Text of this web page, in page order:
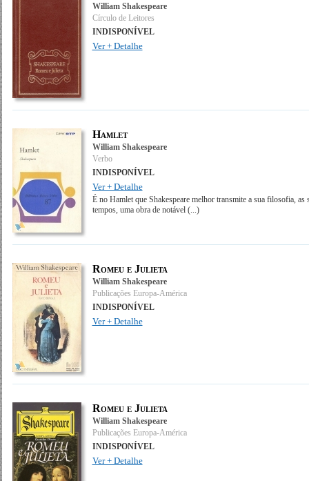
William Shakespeare
Círculo de Leitores
INDISPONÍVEL
Ver + Detalhe
Hamlet
William Shakespeare
Verbo
INDISPONÍVEL
Ver + Detalhe
É no Hamlet que Shakespeare melhor transmite a sua filosofia,
tempos, uma obra de notável (...)
Romeu e Julieta
William Shakespeare
Publicações Europa-América
INDISPONÍVEL
Ver + Detalhe
Romeu e Julieta
William Shakespeare
Publicações Europa-América
INDISPONÍVEL
Ver + Detalhe